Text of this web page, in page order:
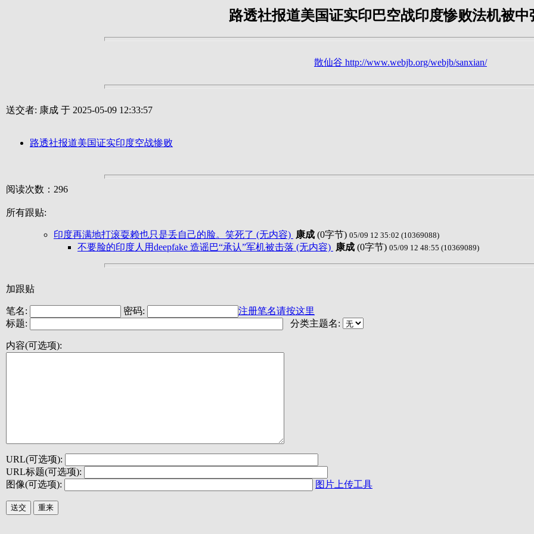
路透社报道美国证实印巴空战印度惨败法机被中
散仙谷 http://www.webjb.org/webjb/sanxian/
送交者: 康成 于 2025-05-09 12:33:57
路透社报道美国证实印度空战惨败
阅读次数：296
所有跟贴:
印度再满地打滚耍赖也只是丢自己的脸。笑死了 (无内容) 康成 (0字节) 05/09 12 35:02 (10369088)
不要脸的印度人用deepfake 造谣巴“承认”军机被击落 (无内容) 康成 (0字节) 05/09 12 48:55 (10369089)
加跟贴
笔名: 密码:
注册笔名请按这里
标题:
分类主题名:
内容(可选项):
URL(可选项):
URL标题(可选项):
图像(可选项):
图片上传工具